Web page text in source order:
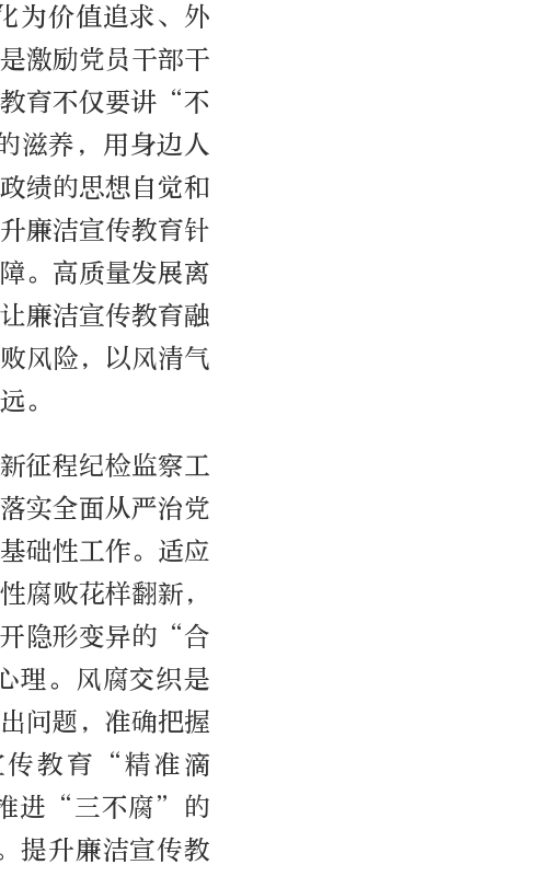
为价值追求、外
激励党员干部干
育不仅要讲“不
养，用身边人
绩的思想自觉和
廉洁宣传教育针
。高质量发展离
廉洁宣传教育融
风险，以风清气
。
征程纪检监察工
实全面从严治党
础性工作。适应
腐败花样翻新，
隐形变异的“合
理。风腐交织是
问题，准确把握
传教育“精准滴
进“三不腐”的
提升廉洁宣传教